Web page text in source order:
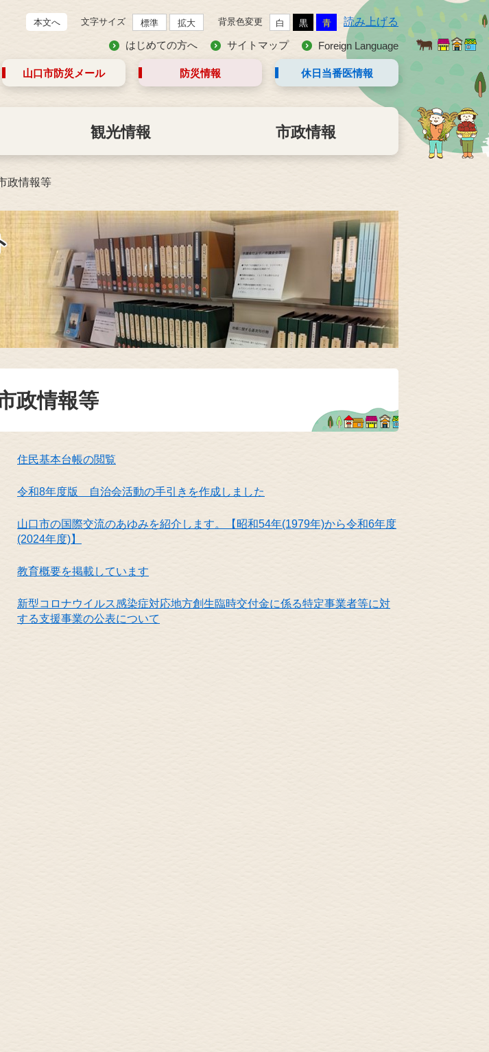
本文へ 文字サイズ 標準 拡大 背景色変更 白 黒 青 読み上げる
はじめての方へ サイトマップ Foreign Language
山口市防災 メール 防災情報 休日当番医情報
観光情報 市政情報
政情報等
政情報等
住民基本台帳の閲覧
令和8年度版 自治会活動の手引きを作成しました
山口市の国際交流のあゆみを紹介します。【昭和54年(1979年)から令和6年度
(2024年度)】
教育概要を掲載しています
新型コロナウイルス感染症対応地方創生臨時交付金に係る特定事業者等に対
する支援事業の公表について